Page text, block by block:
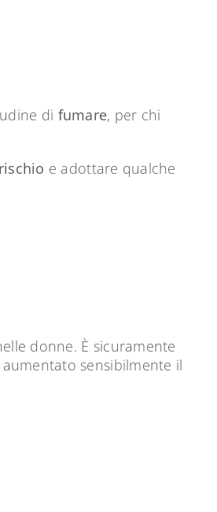
di fumare, per chi
e adottare qualche
donne. È sicuramente
sensibilmente il